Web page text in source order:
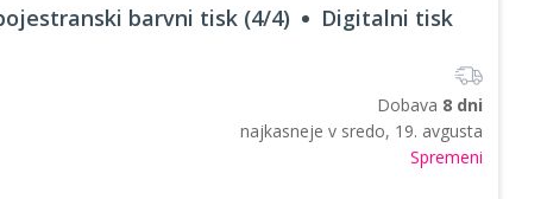
barvni tisk (4/4) Digitalni tisk
Dobava 8 dni
najkasneje v sredo, 19. avgusta
Spremeni